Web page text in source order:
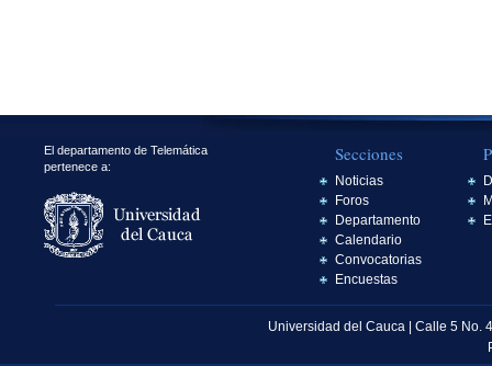
El departamento de Telemática
pertenece a:
Secciones
Noticias
Foros
Departamento
Calendario
Convocatorias
Encuestas
Universidad del Cauca | Calle 5 No.